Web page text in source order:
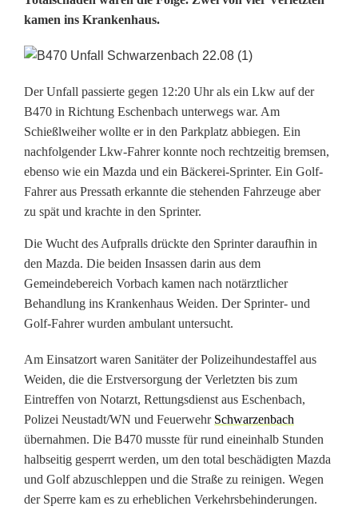
f
f
a
h
r
u
n
f
a
l
l
B
4
7
0
:
kamen ins Krankenhaus.
Der Unfall passierte gegen 12:20 Uhr als ein Lkw auf der
B470 in Richtung Eschenbach unterwegs war. Am
Schießlweiher wollte er in den Parkplatz abbiegen. Ein
nachfolgender Lkw-Fahrer konnte noch rechtzeitig bremsen,
ebenso wie ein Mazda und ein Bäckerei-Sprinter. Ein Golf-
Fahrer aus Pressath erkannte die stehenden Fahrzeuge aber
zu spät und krachte in den Sprinter.
Die Wucht des Aufpralls drückte den Sprinter daraufhin in
den Mazda. Die beiden Insassen darin aus dem
Gemeindebereich Vorbach kamen nach notärztlicher
Behandlung ins Krankenhaus Weiden. Der Sprinter- und
Golf-Fahrer wurden ambulant untersucht.
Am Einsatzort waren Sanitäter der Polizeihundestaffel aus
Weiden, die die Erstversorgung der Verletzten bis zum
Eintreffen von Notarzt, Rettungsdienst aus Eschenbach,
Polizei Neustadt/WN und Feuerwehr Schwarzenbach
übernahmen. Die B470 musste für rund eineinhalb Stunden
halbseitig gesperrt werden, um den total beschädigten Mazda
und Golf abzuschleppen und die Straße zu reinigen. Wegen
der Sperre kam es zu erheblichen Verkehrsbehinderungen.